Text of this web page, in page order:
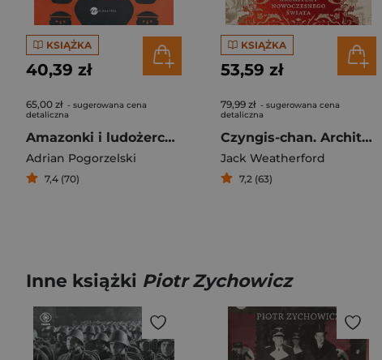
KSIĄŻKA
40,39 zł
65,00 zł - sugerowana cena
detaliczna
Amazonki i ludożercy. Opowieści z Prapolski
Adrian Pogorzelski
7,4 (70)
KSIĄŻKA
53,59 zł
79,99 zł - sugerowana cena
detaliczna
Czyngis-chan. Architekt nowoczesnego świata
Jack Weatherford
7,2 (63)
Inne książki Piotr Zychowicz